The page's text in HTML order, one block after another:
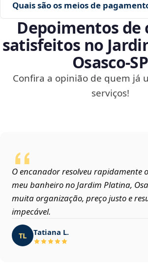
Quais são os meios de
Depoimentos de
satisfeitos no
Osasco‑SP
Confira a opinião de quem já
serviços!
O encanador resolveu rapidamente
meu banheiro no Jardim Platina,
muita organização, preço justo e
impecável.
TL Tatiana L.